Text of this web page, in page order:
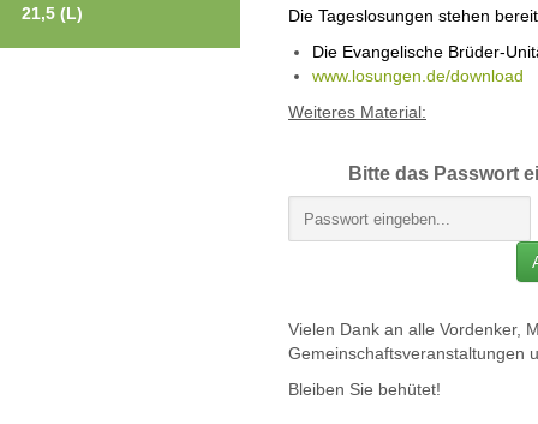
21,5 (L)
Die Tageslosungen stehen
Die Evangelische Brüder-
www.losungen.de/download
Weiteres Material:
Bitte das Passwort
Vielen Dank an alle Vordenker,
Gemeinschaftsveranstaltungen
Bleiben Sie behütet!